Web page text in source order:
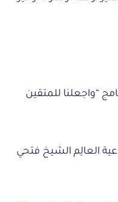
“واجعلنا للمتقين
العالِم الشيخ فتحي